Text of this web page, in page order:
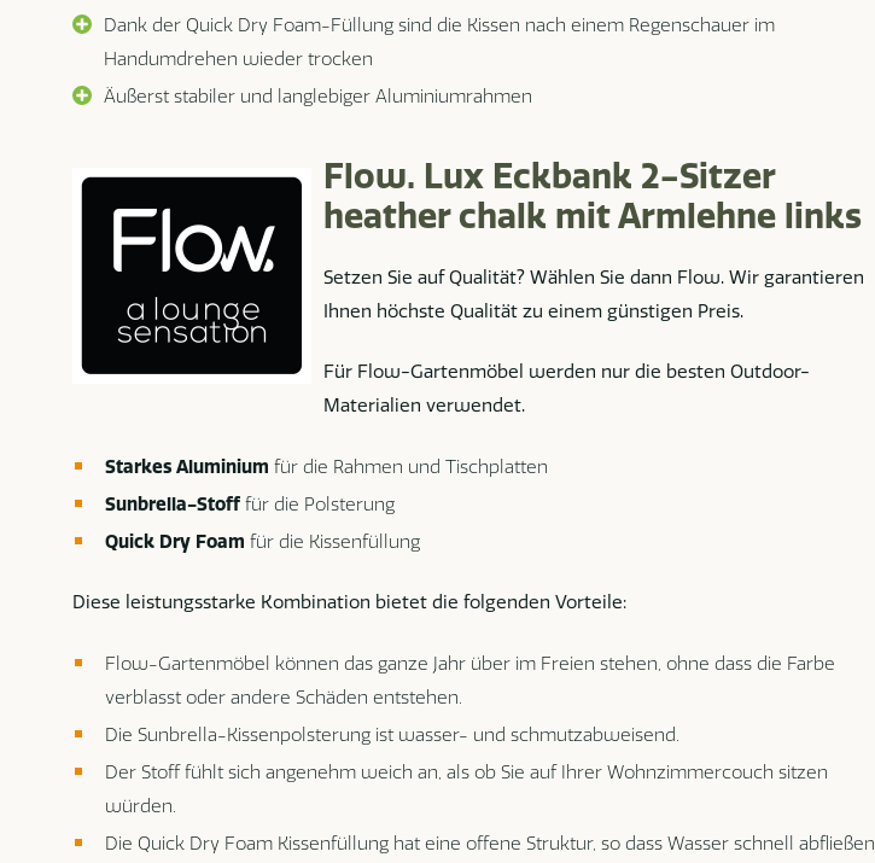
Dank der Quick Dry Foam-Füllung sind die Kissen nach einem Regenschauer im
Handumdrehen wieder trocken
Äußerst stabiler und langlebiger Aluminiumrahmen
Flow. Lux Eckbank 2-Sitzer
heather chalk mit Armlehne links
Setzen Sie auf Qualität? Wählen Sie dann Flow. Wir garantieren
Ihnen höchste Qualität zu einem günstigen Preis.
Für Flow-Gartenmöbel werden nur die besten Outdoor-
Materialien verwendet.
Starkes Aluminium für die Rahmen und Tischplatten
Sunbrella-Stofffür die Polsterung
Quick Dry Foam für die Kissenfüllung
Diese leistungsstarke Kombination bietet die folgenden Vorteile:
Flow-Gartenmöbel können das ganze Jahr über im Freien stehen, ohne dass die Farbe
verblasst oder andere Schäden entstehen.
Die Sunbrella-Kissenpolsterung ist wasser- und schmutzabweisend.
Der Stoff fühlt sich angenehm weich an, als ob Sie auf Ihrer Wohnzimmercouch sitzen
würden.
Die Quick Dry Foam Kissenfüllung hat eine offene Struktur, so dass Wasser schnell abfließen